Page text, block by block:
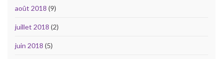
août 2018 (9)
juillet 2018 (2)
juin 2018 (5)